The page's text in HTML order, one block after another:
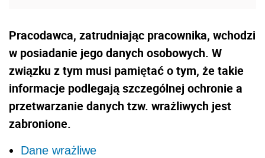
Pracodawca, zatrudniając pracownika, wchodzi
w posiadanie jego danych osobowych. W
związku z tym musi pamiętać o tym, że takie
informacje podlegają szczególnej ochronie a
przetwarzanie danych tzw. wrażliwych jest
zabronione.
Dane wrażliwe